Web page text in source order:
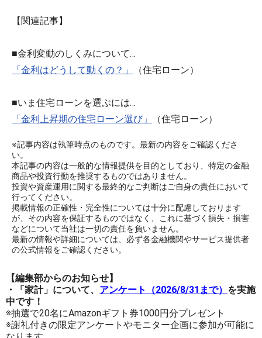
【関連記事】
■金利変動のしくみについて…
「金利はどうして動くの？」
（住宅ローン）
■いま住宅ローンを選ぶには…
「金利上昇期の住宅ローン選び」
（住宅ローン）
※記事内容は執筆時点のものです。最新の内容をご確認くださ
い。
本記事の内容は一般的な情報提供を目的としており、特定の金融
商品や投資行動を推奨するものではありません。
投資や資産運用に関する最終的なご判断はご自身の責任において
行ってください。
掲載情報の正確性・完全性については十分に配慮しております
が、その内容を保証するものではなく、これに基づく損失・損害
などについて当社は一切の責任を負いません。
最新の情報や詳細については、必ず各金融機関やサービス提供者
の公式情報をご確認ください。
【編集部からのお知らせ】
・「家計」について、 アンケート（2026/8/31まで） を実施
中です！
※抽選で20名にAmazonギフト券1000円分プレゼント
※謝礼付きの限定アンケートやモニター企画に参加が可能に